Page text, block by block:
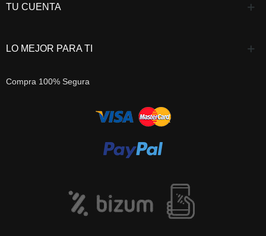
TU CUENTA
LO MEJOR PARA TI
Compra 100% Segura